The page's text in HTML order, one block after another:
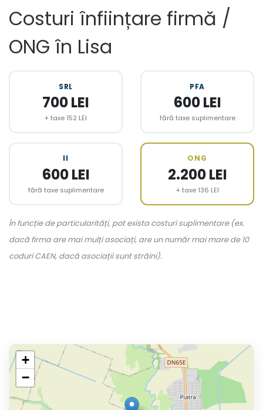
Costuri înființare firmă /
ONG în Lisa
SRL
700 LEI
+ taxe 152 LEI
PFA
600 LEI
fără taxe suplimentare
II
600 LEI
fără taxe suplimentare
ONG
2.200 LEI
+ taxe 136 LEI
În funcție de particularități, pot exista costuri suplimentare (ex.
dacă firma are mai mulți asociați, are un număr mai mare de 10
coduri CAEN, dacă asociații sunt străini).
+
−